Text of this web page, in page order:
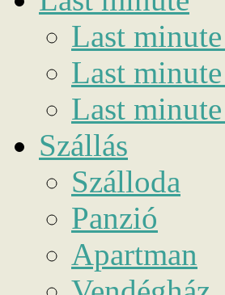
Last
Last
Last
Szállás
Szálloda
Panzió
Apartman